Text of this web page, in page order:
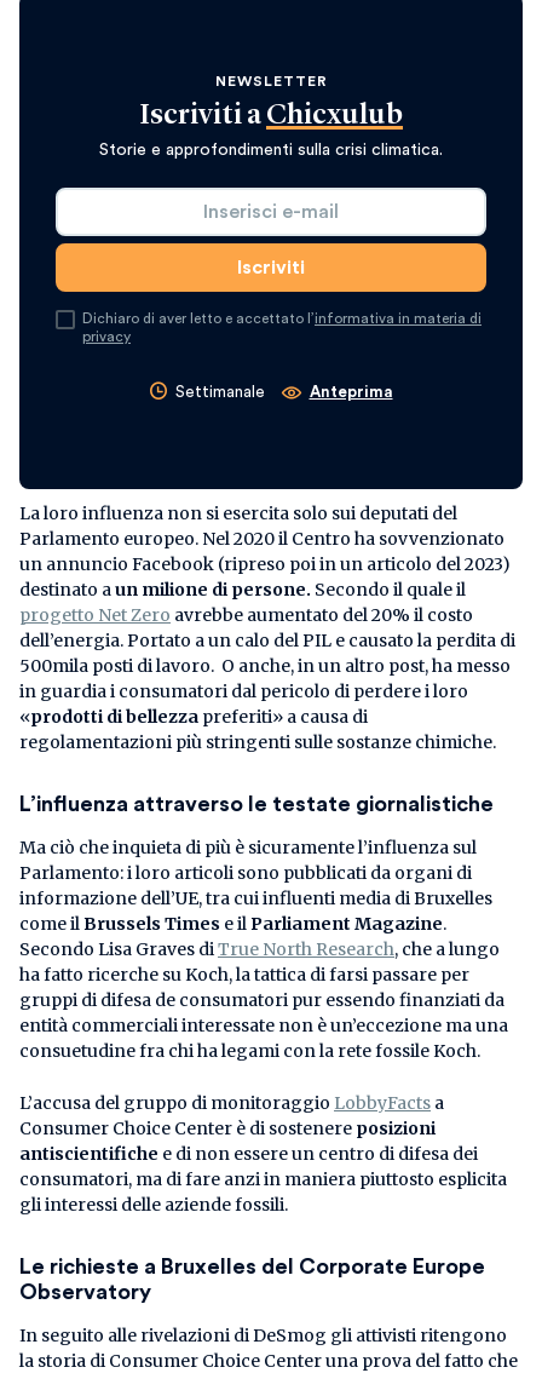
NEWSLETTER
Iscriviti a Chicxulub
Storie e approfondimenti sulla crisi climatica.
Dichiaro di aver letto e accettato l’informativa in materia di
privacy
Settimanale Anteprima
La loro influenza non si esercita solo sui deputati del
Parlamento europeo. Nel 2020 il Centro ha sovvenzionato
un annuncio Facebook (ripreso poi in un articolo del 2023)
destinato aun milione di persone. Secondo il quale il
progetto Net Zero avrebbe aumentato del 20% il costo
dell’energia. Portato a un calo del PIL e causato la perdita di
500mila posti di lavoro. O anche, in un altro post, ha messo
in guardia i consumatori dal pericolo di perdere i loro
«prodotti di bellezza preferiti» a causa di
regolamentazioni più stringenti sulle sostanze chimiche.
L’influenza attraverso le testate giornalistiche
Ma ciò che inquieta di più è sicuramente l’influenza sul
Parlamento: i loro articoli sono pubblicati da organi di
informazione dell’UE, tra cui influenti media di Bruxelles
come ilBrussels Times e ilParliament Magazine.
Secondo Lisa Graves diTrue North Research, che a lungo
ha fatto ricerche su Koch, la tattica di farsi passare per
gruppi di difesa de consumatori pur essendo finanziati da
entità commerciali interessate non è un’eccezione ma una
consuetudine fra chi ha legami con la rete fossile Koch.
L’accusa del gruppo di monitoraggio LobbyFacts a
Consumer Choice Center è di sostenere posizioni
antiscientifiche e di non essere un centro di difesa dei
consumatori, ma di fare anzi in maniera piuttosto esplicita
gli interessi delle aziende fossili.
Le richieste a Bruxelles del Corporate Europe
Observatory
In seguito alle rivelazioni di DeSmog gli attivisti ritengono
la storia di Consumer Choice Center una prova del fatto che